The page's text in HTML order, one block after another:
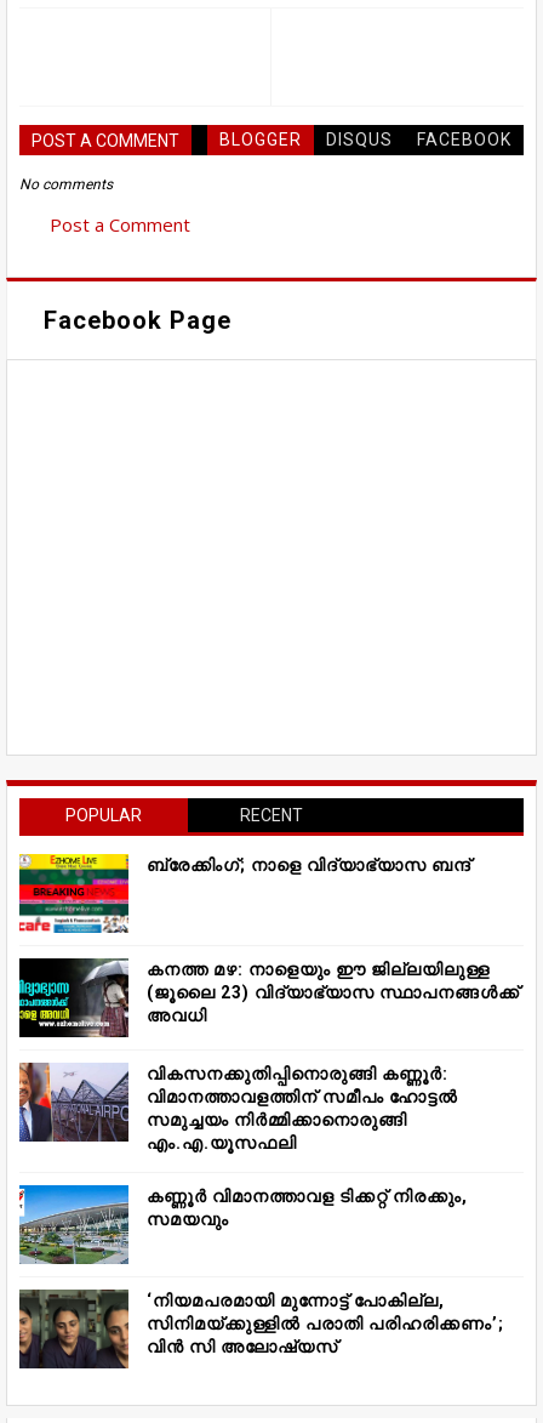
POST A COMMENT BLOGGER DISQUS FACEBOOK
No comments
Post a Comment
Facebook Page
POPULAR RECENT
ബ്രേക്കിംഗ്; നാളെ വിദ്യാഭ്യാസ ബന്ദ്
കനത്ത മഴ: നാളെയും ഈ ജില്ലയിലുള്ള
(ജൂലൈ 23) വിദ്യാഭ്യാസ സ്ഥാപനങ്ങൾക്ക്
അവധി
വികസനക്കുതിപ്പിനൊരുങ്ങി കണ്ണൂർ:
വിമാനത്താവളത്തിന് സമീപം ഹോട്ടൽ
സമുച്ചയം നിർമ്മിക്കാനൊരുങ്ങി
എം.എ.യൂസഫലി
കണ്ണൂർ വിമാനത്താവള ടിക്കറ്റ് നിരക്കും,
സമയവും
‘നിയമപരമായി മുന്നോട്ട് പോകില്ല,
സിനിമയ്ക്കുള്ളിൽ പരാതി പരിഹരിക്കണം’;
വിൻ സി അലോഷ്യസ്